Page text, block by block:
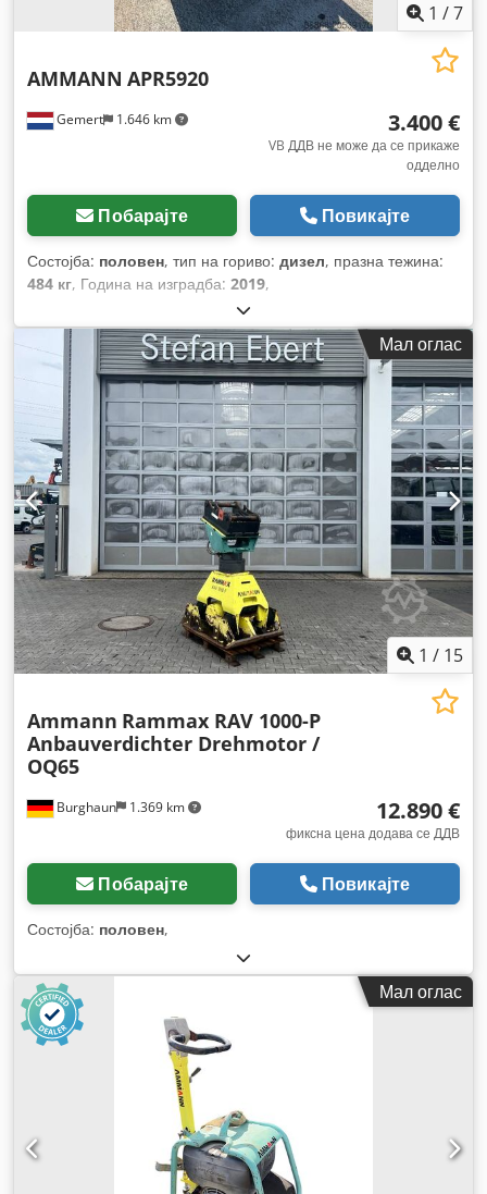
1 /7
Gemert 1.646 km
AMMANN APR5920
3.400 €
VB ДДВ не може да се прикаже
одделно
Побарајте Повикајте
Состојба: половен, тип на гориво: дизел, празна тежина:
484 кг, Година на изградба: 2019,
Мал оглас
1 / 15
Burghaun 1.369 km
Ammann Rammax RAV 1000-P
Anbauverdichter Drehmotor /
OQ65
12.890 €
фиксна цена додава се ДДВ
Побарајте Повикајте
Состојба: половен,
Мал оглас